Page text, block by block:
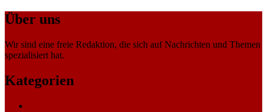
Über uns
Wir sind eine freie Redaktion, die sich auf Nachrichten und Themen
spezialisiert hat.
Kategorien